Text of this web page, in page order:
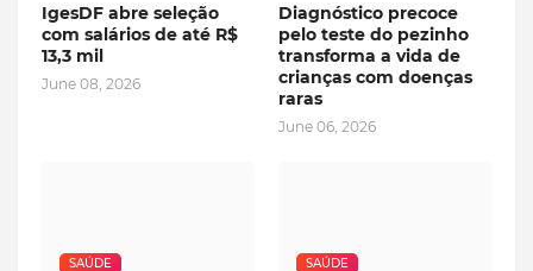
IgesDF abre seleção
com salários de até R$
13,3 mil
June 08, 2026
Diagnóstico precoce
pelo teste do pezinho
transforma a vida de
crianças com doenças
raras
June 06, 2026
SAÚDE SAÚDE